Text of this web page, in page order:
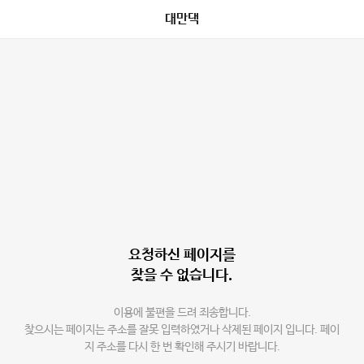
대만댁
요청하신 페이지를
찾을 수 없습니다.
이용에 불편을 드려 죄송합니다.
찾으시는 페이지는 주소를 잘못 입력하였거나 삭제된 페이지 입니다. 페이
지 주소를 다시 한 번 확인해 주시기 바랍니다.